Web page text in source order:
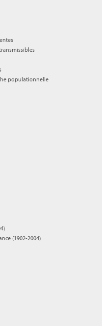
populationnelle
(1902-2004)